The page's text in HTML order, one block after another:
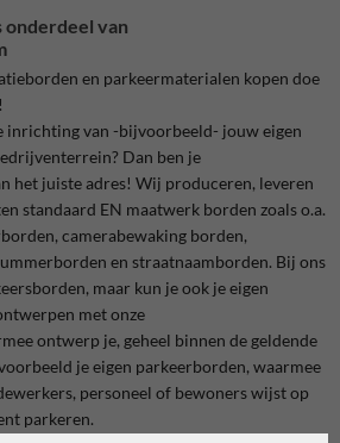
onderdeel van
en parkeermaterialen kopen doe
inrichting van -bijvoorbeeld- jouw eigen
Dan ben je
het juiste adres! Wij produceren, leveren
standaard EN maatwerk borden zoals o.a.
camerabewaking borden,
en straatnaamborden. Bij ons
maar kun je ook je eigen
met onze
ontwerp je, geheel binnen de geldende
je eigen parkeerborden, waarmee
personeel of bewoners wijst op
parkeren.